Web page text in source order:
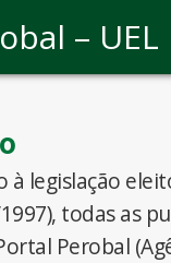
– UEL
à legislação
todas as
Perobal